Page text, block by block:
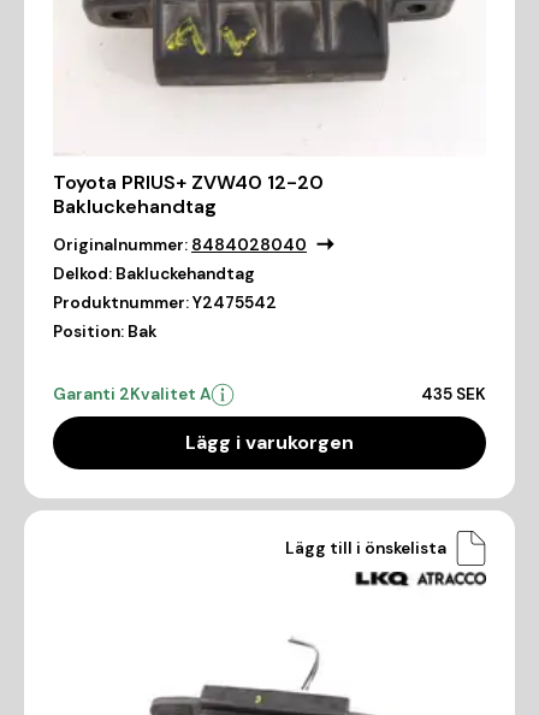
Toyota PRIUS+ ZVW40 12-20
Bakluckehandtag
Originalnummer: 8484028040
Delkod: Bakluckehandtag
Produktnummer:Y2475542
Position: Bak
Garanti 2Kvalitet A 435 SEK
Lägg i varukorgen
Lägg till i önskelista